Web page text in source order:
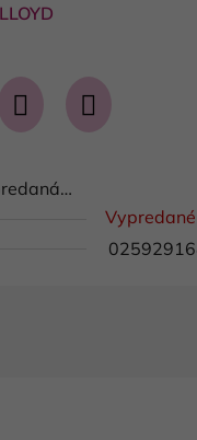
Vypredané